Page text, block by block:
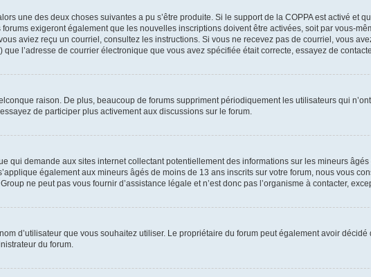
une des deux choses suivantes a pu s’être produite. Si le support de la COPPA est activé et
exigeront également que les nouvelles inscriptions doivent être activées, soit par vous-
aviez reçu un courriel, consultez les instructions. Si vous ne recevez pas de courriel, vous
l’adresse de courrier électronique que vous avez spécifiée était correcte, essayez de
raison. De plus, beaucoup de forums suppriment périodiquement les utilisateurs qui
de participer plus activement aux discussions sur le forum.
qui demande aux sites internet collectant potentiellement des informations sur les mineurs
également aux mineurs âgés de moins de 13 ans inscrits sur votre forum, nous vous
ne peut pas vous fournir d’assistance légale et n’est donc pas l’organisme à contacter,
d’utilisateur que vous souhaitez utiliser. Le propriétaire du forum peut également avoir
du forum.